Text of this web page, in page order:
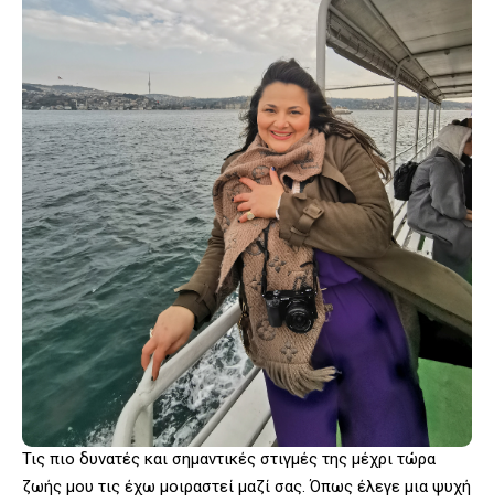
Τις πιο δυνατές και σημαντικές στιγμές της μέχρι τώρα
ζωής μου τις έχω μοιραστεί μαζί σας. Όπως έλεγε μια ψυχή